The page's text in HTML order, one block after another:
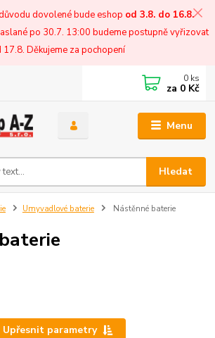
dovolené bude eshop od 3.8. do 16.8.
po 30.7. 13:00 budeme postupně vyřizovat
17.8. Děkujeme za pochopení
Menu
Hledat
0 ks
za 0 Kč
Umyvadlové baterie Nástěnné baterie
Upřesnit parametry